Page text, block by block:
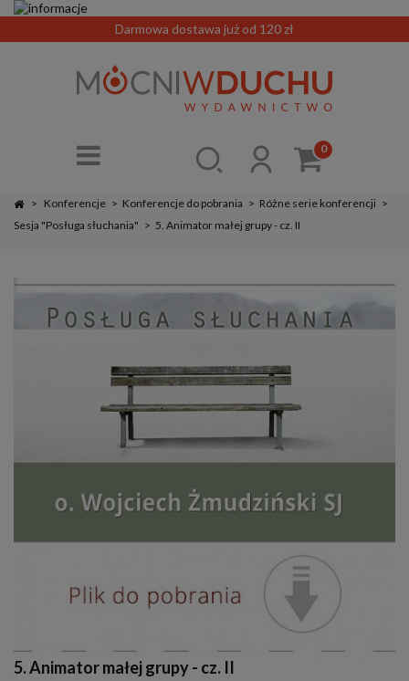
Darmowa dostawa już od 120 zł
0
> Konferencje > Konferencje do pobrania > Różne serie konferencji >
Sesja "Posługa słuchania" > 5. Animator małej grupy - cz. II
5. Animator małej grupy - cz. II